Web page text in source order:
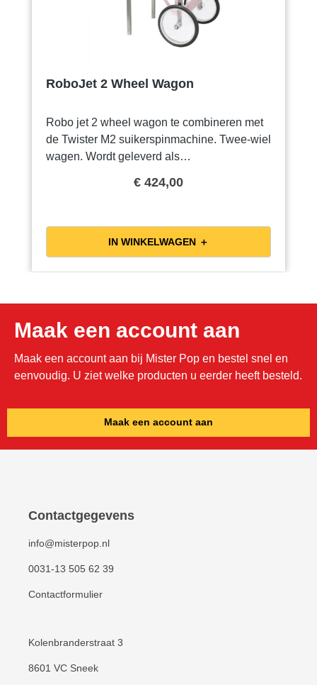
RoboJet 2 Wheel Wagon
Robo jet 2 wheel wagon te combineren met
de Twister M2 suikerspinmachine. Twee-wiel
wagen. Wordt geleverd als
cmGewicht: 15 kilogramKleur: Roze
€ 424,00
IN WINKELWAGEN ＋
Maak een account aan
Maak een account aan bij Mister Pop en bestel snel en
eenvoudig. U ziet welke producten u eerder heeft besteld.
Maak een account aan
Contactgegevens
info@misterpop.nl
0031-13 505 62 39
Contactformulier
Kolenbranderstraat 3
8601 VC Sneek